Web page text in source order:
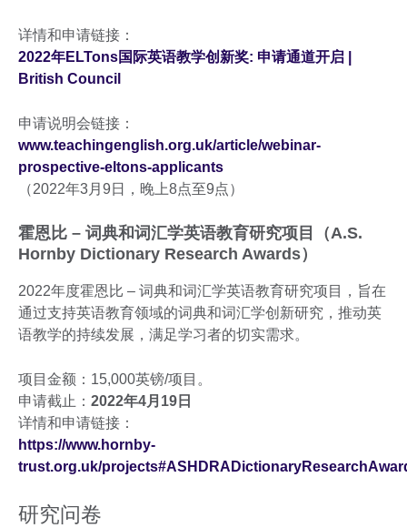
详情和申请链接：
2022年ELTons国际英语教学创新奖: 申请通道开启 |
British Council
申请说明会链接：
www.teachingenglish.org.uk/article/webinar-
prospective-eltons-applicants
（2022年3月9日，晚上8点至9点）
霍恩比 – 词典和词汇学英语教育研究项目（A.S.
Hornby Dictionary Research Awards）
2022年度霍恩比 – 词典和词汇学英语教育研究项目，旨在
通过支持英语教育领域的词典和词汇学创新研究，推动英
语教学的持续发展，满足学习者的切实需求。
项目金额：15,000英镑/项目。
申请截止： 2022年4月19日
详情和申请链接：
https://www.hornby-
trust.org.uk/
研究问卷